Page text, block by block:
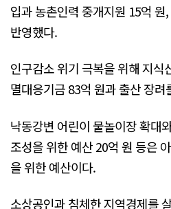
입과 농촌인력 중개지원 15억
반영했다.
인구감소 위기 극복을 위해 지식
멸대응기금 83억 원과 출산 장
낙동강변 어린이 물놀이장 확대
조성을 위한 예산 20억 원 등은
을 위한 예산이다.
소상공인과 침체한 지역경제를